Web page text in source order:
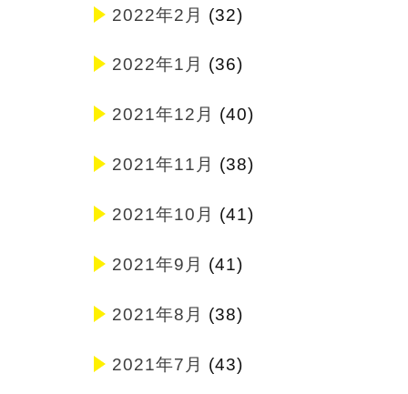
2022年2月 (32)
2022年1月 (36)
2021年12月 (40)
2021年11月 (38)
2021年10月 (41)
2021年9月 (41)
2021年8月 (38)
2021年7月 (43)